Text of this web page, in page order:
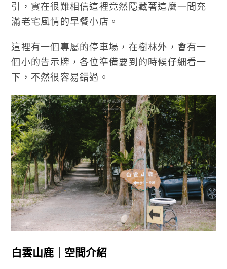
引，實在很難相信這裡竟然隱藏著這麼一間充
滿老宅風情的早餐小店。
這裡有一個專屬的停車場，在樹林外，會有一
個小的告示牌，各位準備要到的時候仔細看一
下，不然很容易錯過。
白雲山鹿｜空間介紹